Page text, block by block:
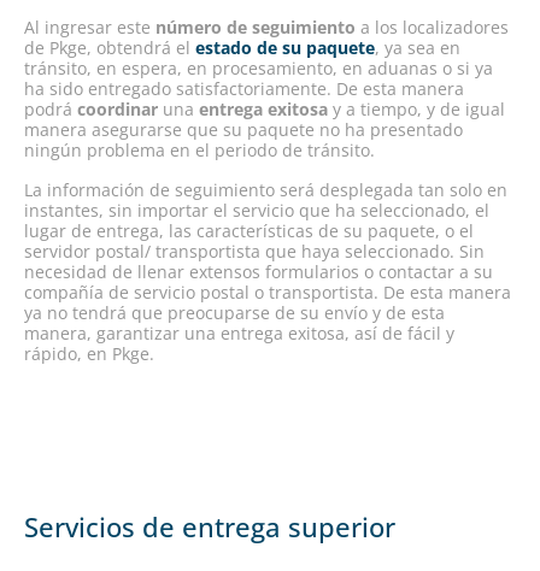
Servicios de entrega superior
Al ingresar este número de seguimiento a los localizadores
de Pkge, obtendrá el estado de su paquete, ya sea en
tránsito, en espera, en procesamiento, en aduanas o si ya
ha sido entregado satisfactoriamente. De esta manera
podrá coordinar una entrega exitosa y a tiempo, y de igual
manera asegurarse que su paquete no ha presentado
ningún problema en el periodo de tránsito.
La información de seguimiento será desplegada tan solo en
instantes, sin importar el servicio que ha seleccionado, el
lugar de entrega, las características de su paquete, o el
servidor postal/ transportista que haya seleccionado. Sin
necesidad de llenar extensos formularios o contactar a su
compañía de servicio postal o transportista. De esta manera
ya no tendrá que preocuparse de su envío y de esta
manera, garantizar una entrega exitosa, así de fácil y
rápido, en Pkge.